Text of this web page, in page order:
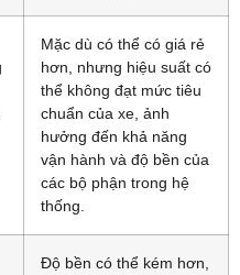
Mặc dù có thể có giá rẻ
hơn, nhưng hiệu suất có
thể không đạt mức tiêu
chuẩn của xe, ảnh
hưởng đến khả năng
vận hành và độ bền của
các bộ phận trong hệ
thống.
Độ bền có thể kém hơn,